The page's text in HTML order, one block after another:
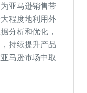
亚马逊销售带
程度地利用外
分析和优化，
持续提升产品
马逊市场中取